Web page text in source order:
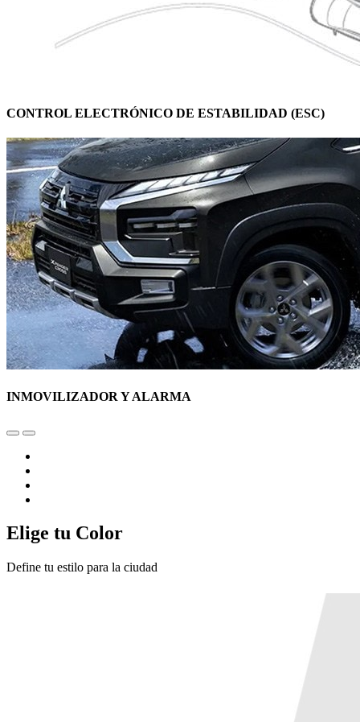
CONTROL ELECTRÓNICO DE ESTABILIDAD (ESC)
INMOVILIZADOR Y ALARMA
Elige tu Color
Define tu estilo para la ciudad